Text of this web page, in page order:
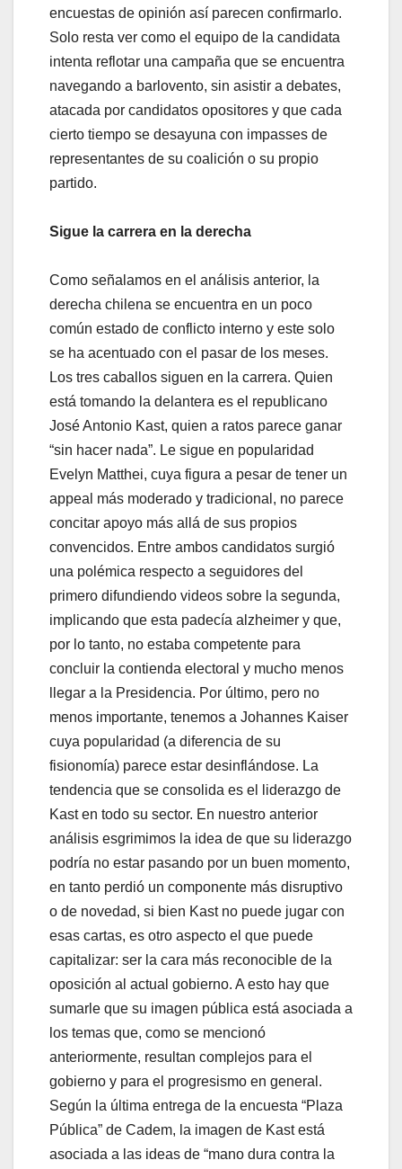
encuestas de opinión así parecen confirmarlo.
Solo resta ver como el equipo de la candidata
intenta reflotar una campaña que se encuentra
navegando a barlovento, sin asistir a debates,
atacada por candidatos opositores y que cada
cierto tiempo se desayuna con impasses de
representantes de su coalición o su propio
partido.
Sigue la carrera en la derecha
Como señalamos en el análisis anterior, la
derecha chilena se encuentra en un poco
común estado de conflicto interno y este solo
se ha acentuado con el pasar de los meses.
Los tres caballos siguen en la carrera. Quien
está tomando la delantera es el republicano
José Antonio Kast, quien a ratos parece ganar
“sin hacer nada”. Le sigue en popularidad
Evelyn Matthei, cuya figura a pesar de tener un
appeal más moderado y tradicional, no parece
concitar apoyo más allá de sus propios
convencidos. Entre ambos candidatos surgió
una polémica respecto a seguidores del
primero difundiendo videos sobre la segunda,
implicando que esta padecía alzheimer y que,
por lo tanto, no estaba competente para
concluir la contienda electoral y mucho menos
llegar a la Presidencia. Por último, pero no
menos importante, tenemos a Johannes Kaiser
cuya popularidad (a diferencia de su
fisionomía) parece estar desinflándose. La
tendencia que se consolida es el liderazgo de
Kast en todo su sector. En nuestro anterior
análisis esgrimimos la idea de que su liderazgo
podría no estar pasando por un buen momento,
en tanto perdió un componente más disruptivo
o de novedad, si bien Kast no puede jugar con
esas cartas, es otro aspecto el que puede
capitalizar: ser la cara más reconocible de la
oposición al actual gobierno. A esto hay que
sumarle que su imagen pública está asociada a
los temas que, como se mencionó
anteriormente, resultan complejos para el
gobierno y para el progresismo en general.
Según la última entrega de la encuesta “Plaza
Pública” de Cadem, la imagen de Kast está
asociada a las ideas de “mano dura contra la